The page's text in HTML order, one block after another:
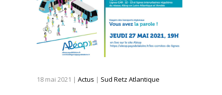
18 mai 2021 | Actus | Sud Retz Atlantique